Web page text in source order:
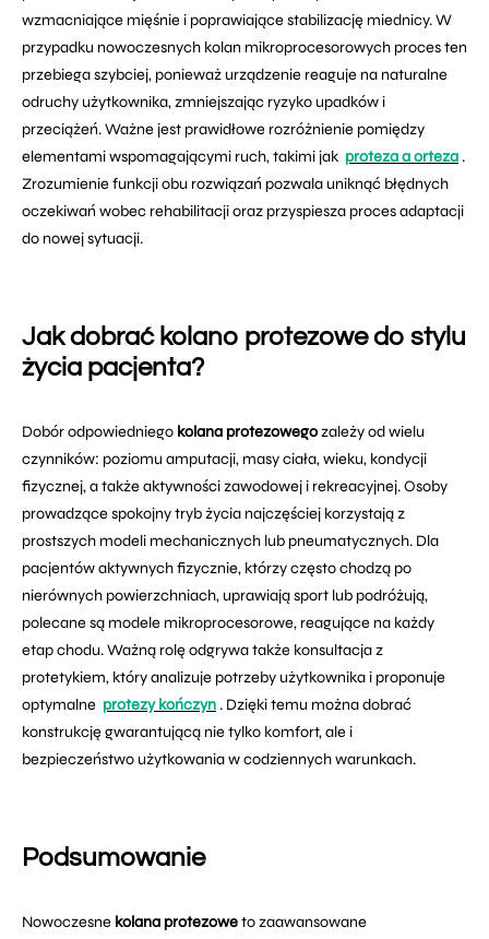
wzmacniające mięśnie i poprawiające stabilizację miednicy. W
przypadku nowoczesnych kolan mikroprocesorowych proces ten
przebiega szybciej, ponieważ urządzenie reaguje na naturalne
odruchy użytkownika, zmniejszając ryzyko upadków i
przeciążeń. Ważne jest prawidłowe rozróżnienie pomiędzy
elementami wspomagającymi ruch, takimi jak proteza a orteza .
Zrozumienie funkcji obu rozwiązań pozwala uniknąć błędnych
oczekiwań wobec rehabilitacji oraz przyspiesza proces adaptacji
do nowej sytuacji.
Jak dobrać kolano protezowe do stylu
życia pacjenta?
Dobór odpowiedniego kolana protezowegozależy od wielu
czynników: poziomu amputacji, masy ciała, wieku, kondycji
fizycznej, a także aktywności zawodowej i rekreacyjnej. Osoby
prowadzące spokojny tryb życia najczęściej korzystają z
prostszych modeli mechanicznych lub pneumatycznych. Dla
pacjentów aktywnych fizycznie, którzy często chodzą po
nierównych powierzchniach, uprawiają sport lub podróżują,
polecane są modele mikroprocesorowe, reagujące na każdy
etap chodu. Ważną rolę odgrywa także konsultacja z
protetykiem, który analizuje potrzeby użytkownika i proponuje
optymalne protezy kończyn . Dzięki temu można dobrać
konstrukcję gwarantującą nie tylko komfort, ale i
bezpieczeństwo użytkowania w codziennych warunkach.
Podsumowanie
Nowoczesne kolana protezoweto zaawansowane